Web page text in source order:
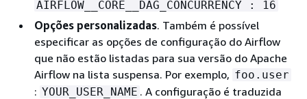
AIRFLOW__CORE__DAG_CONCURRENCY : 16
Opções personalizadas. Também é possível
especificar as opções de configuração do Airflow
que não estão listadas para sua versão do Apache
Airflow na lista suspensa. Por exemplo, foo.user
: YOUR_USER_NAME . A configuração é traduzida